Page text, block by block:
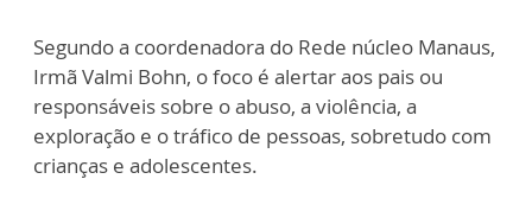
Segundo a coordenadora do Rede núcleo Manaus,
Irmã Valmi Bohn, o foco é alertar aos pais ou
responsáveis sobre o abuso, a violência, a
exploração e o tráfico de pessoas, sobretudo com
crianças e adolescentes.